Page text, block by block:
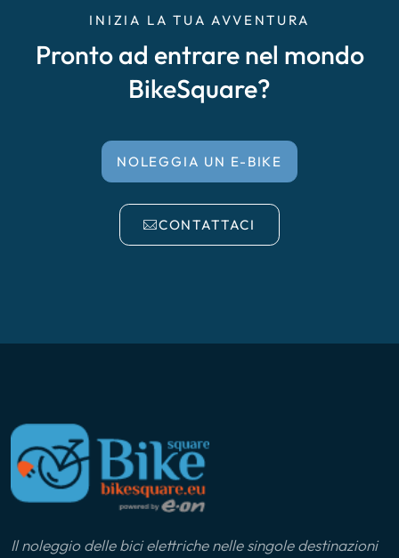
INIZIA LA TUA AVVENTURA
Pronto ad entrare nel mondo
BikeSquare?
NOLEGGIA UN E-BIKE
CONTATTACI
Il noleggio delle bici elettriche nelle singole destinazioni